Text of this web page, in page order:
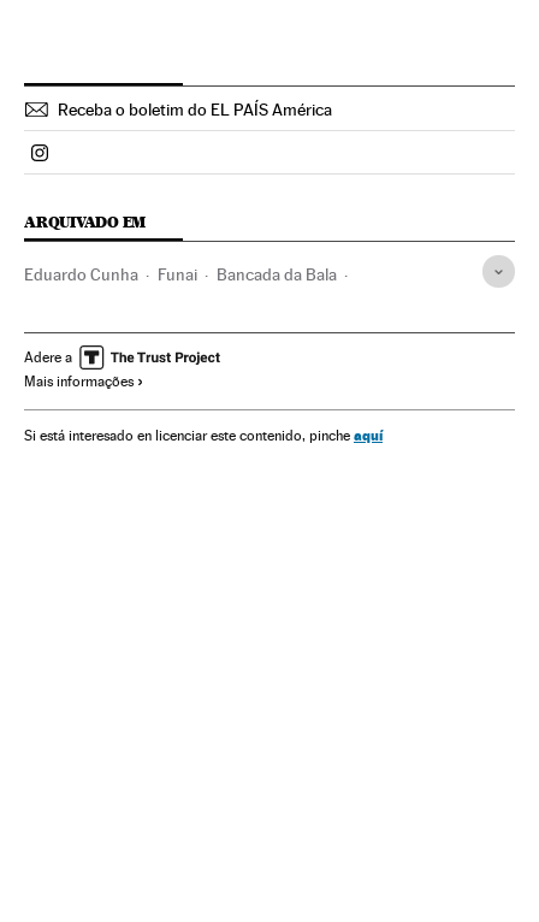
Receba o boletim do EL PAÍS América
Politica El País Brasil en Instagram
ARQUIVADO EM
Eduardo Cunha Funai Bancada da Bala
Eleições 2014 Bancada BBB
Eleições Brasil
Homofobia Indígenas Índios americanos
Adere a
Mais informações
Si está interesado en licenciar este contenido, pinche aquí